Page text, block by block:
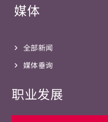
媒体
全部新闻
媒体垂询
职业发展